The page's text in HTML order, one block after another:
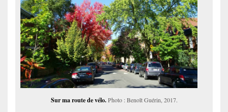
Sur ma route de vélo. Photo : Benoît Guérin, 2017.